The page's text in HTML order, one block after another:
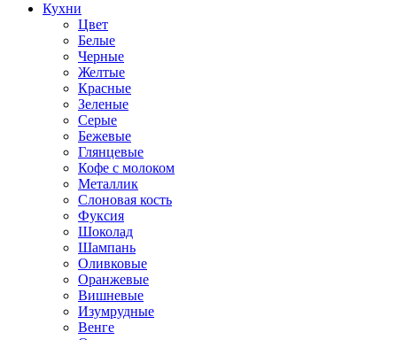
Кухни
Цвет
Белые
Черные
Желтые
Красные
Зеленые
Серые
Бежевые
Глянцевые
Кофе с молоком
Металлик
Слоновая кость
Фуксия
Шоколад
Шампань
Оливковые
Оранжевые
Вишневые
Изумрудные
Венге